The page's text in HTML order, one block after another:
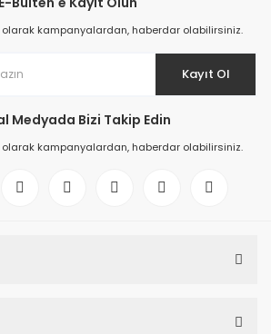
olarak kampanyalardan, haberdar olabilirsiniz.
Kayıt Ol
Medyada Bizi Takip Edin
olarak kampanyalardan, haberdar olabilirsiniz.